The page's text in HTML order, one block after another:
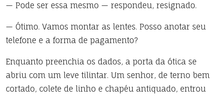
— Pode ser essa mesmo — respondeu, resignado.
— Ótimo. Vamos montar as lentes. Posso anotar seu
telefone e a forma de pagamento?
Enquanto preenchia os dados, a porta da ótica se
abriu com um leve tilintar. Um senhor, de terno bem
cortado, colete de linho e chapéu antiquado, entrou